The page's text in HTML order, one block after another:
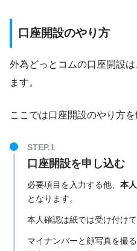
口座開設のやり方
外為どっとコムの口座開設
ます。
ここでは口座開設のやり方を
口座開設を申し込む
必要項目を入力する他、 本
となります。
本人確認は紙では受け付け
マイナンバーと顔写真を撮